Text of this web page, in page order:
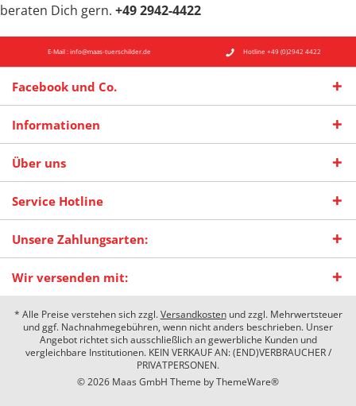
beraten Dich gern. +49 2942-4422
E-Mail : info@maas-tuerschilder.de Hotline +49 (0)2942 4422
Facebook und Co.
Informationen
Über uns
Service Hotline
Unsere Zahlungsarten:
Wir versenden mit:
* Alle Preise verstehen sich zzgl.Versandkostenund zzgl. Mehrwertsteuer
und ggf. Nachnahmegebühren, wenn nicht anders beschrieben. Unser
Angebot richtet sich ausschließlich an gewerbliche Kunden und
vergleichbare Institutionen. KEIN VERKAUF AN: (END)VERBRAUCHER /
PRIVATPERSONEN.
© 2026 Maas GmbH Theme byThemeWare®